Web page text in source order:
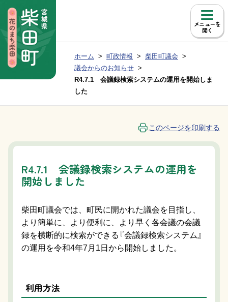
メニュー
Group NAV BreadCrumb
現在位置：
ホーム 町政情報
柴田町議会
議会からのお知らせ
R4.7.1 会議録検索システムの運用を開始しま
した
このページを印刷する
R4.7.1 会議録検索システムの運用を
開始しました
柴田町議会では、町民に開かれた議会を目指し、
より簡単に、より便利に、より早く各会議の会議
録を横断的に検索ができる『会議録検索システム』
の運用を令和4年7月1日から開始しました。
利用方法